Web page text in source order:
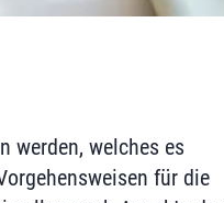
werden, welches es
für die